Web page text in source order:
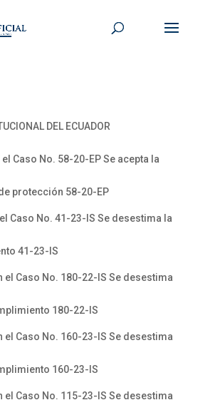
DEL ECUADOR
Caso No. 58-20-EP Se acepta la
protección 58-20-EP
Caso No. 41-23-IS Se desestima la
41-23-IS
el Caso No. 180-22-IS Se desestima
180-22-IS
el Caso No. 160-23-IS Se desestima
160-23-IS
el Caso No. 115-23-IS Se desestima